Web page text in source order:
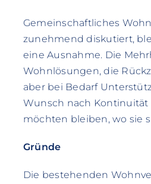
Gemeinschaftliches
zunehmend diskutiert,
eine Ausnahme. Die
Wohnlösungen, die
aber bei Bedarf
Wunsch nach Kontinuität
möchten bleiben, wo sie
Gründe
Die bestehenden